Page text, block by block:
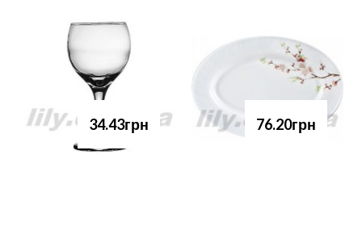
34.43грн 76.20грн